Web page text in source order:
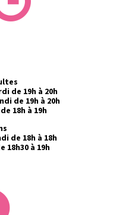
de 19h à 20h
de 19h à 20h
18h à 19h
de 18h à 18h
18h30 à 19h